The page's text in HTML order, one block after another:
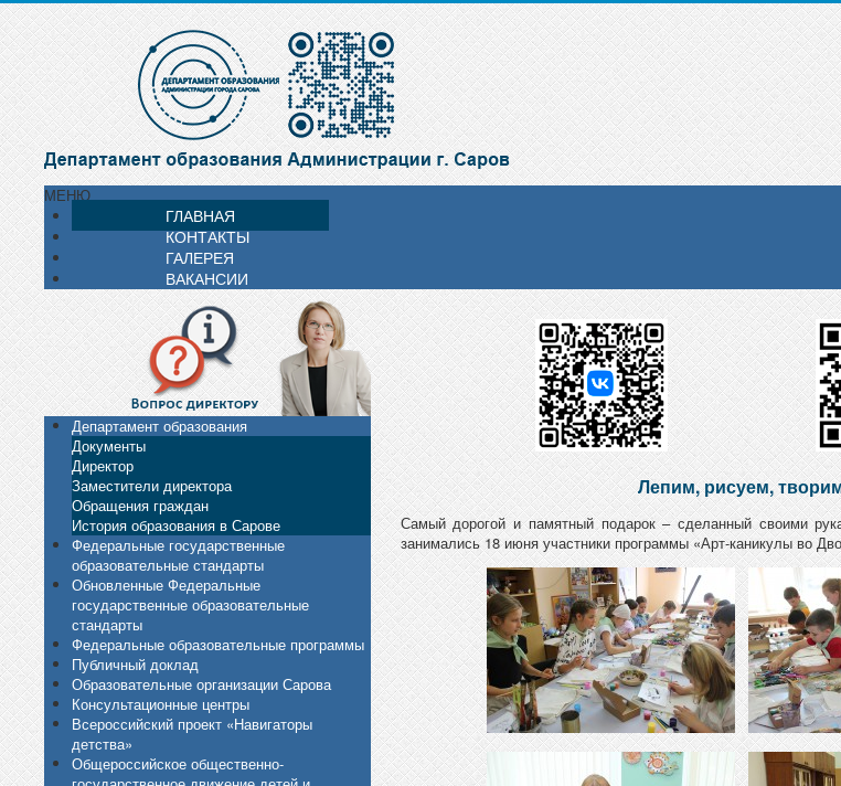
МЕНЮ
ГЛАВНАЯ
КОНТАКТЫ
ГАЛЕРЕЯ
ВАКАНСИИ
Департамент образования
Документы
Директор
Заместители директора
Обращения граждан
История образования в Сарове
Федеральные государственные
образовательные стандарты
Обновленные Федеральные
государственные образовательные
стандарты
Федеральные образовательные программы
Публичный доклад
Образовательные организации Сарова
Консультационные центры
Всероссийский проект «Навигаторы
детства»
Общероссийское общественно-
Лепим, рисуем,
Самый дорогой и памятный подарок – сделанный своими
занимались 18 июня участники программы «Арт-каникулы во